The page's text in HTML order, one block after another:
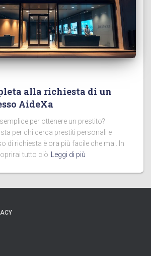
alla richiesta di un
AideXa
per ottenere un prestito?
per chi cerca prestiti personali e
di richiesta è ora più facile che mai. In
tutto ciò
Leggi di più